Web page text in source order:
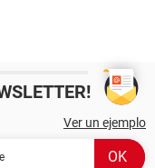
Ver un ejemplo